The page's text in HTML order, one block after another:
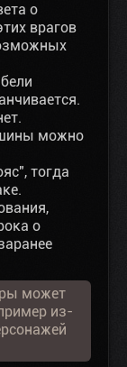
о
врагов
можно
тогда
о
может
из-